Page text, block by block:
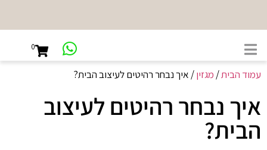
SHOWROOM
קיבוץ גלויות
45, ת"א
0
עמוד הבית/ מגזין/ איך נבחר רהיטים לעיצוב הבית?
איך נבחר רהיטים לעיצוב
הבית?